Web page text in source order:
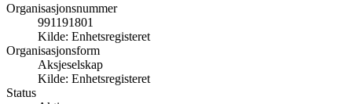
Organisasjonsnummer
991191801
Kilde: Enhetsregisteret
Organisasjonsform
Aksjeselskap
Kilde: Enhetsregisteret
Status